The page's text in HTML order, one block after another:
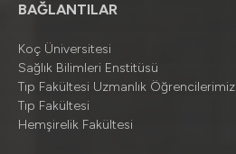
BAĞLANTILAR
Koç Üniversitesi
Sağlık Bilimleri Enstitüsü
Tıp Fakültesi Uzmanlık Öğrencilerimiz
Tıp Fakültesi
Hemşirelik Fakültesi